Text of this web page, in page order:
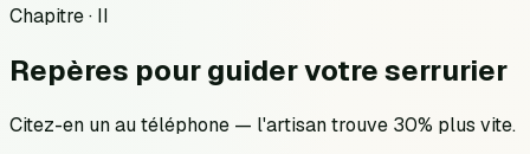
Chapitre · II
Repères pourguider votre serrurier
Citez-en un au téléphone — l'artisan trouve 30% plus vite.